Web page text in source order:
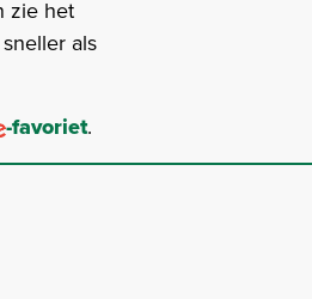
zie het
als
-favoriet.